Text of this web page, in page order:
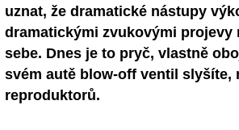
uznat, že dramatické nástupy
dramatickými zvukovými projevy
sebe. Dnes je to pryč, vlastně
svém autě blow-off ventil slyšíte,
reproduktorů.